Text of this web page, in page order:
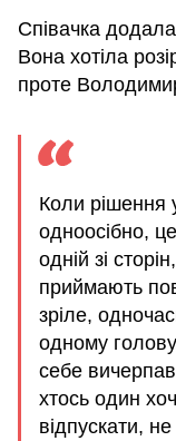
Співачка
Вона хотіла
проте
Коли рішення
одноосібно,
одній зі
приймають
зріле,
одному
себе
хтось один
відпускати,